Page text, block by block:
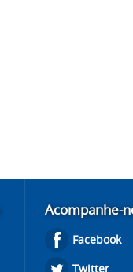
Acompanhe-
Facebook
Twitter